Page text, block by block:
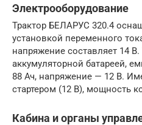
Электрооборудование
Трактор БЕЛАРУС 320.4
установкой переменного
напряжение составляет 14
аккумуляторной батареей,
88 Ач, напряжение — 12 В.
стартером (12 В), мощность
Кабина и органы